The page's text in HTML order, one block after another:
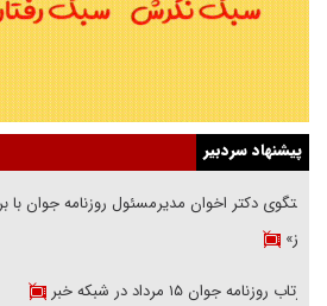
پیشنهاد سردبیر
گفتگوی دکتر اخوان مدیرمسئول روزنامه جوان با
هرمز»
بازتاب روزنامه جوان ۱۵ مرداد در شبکه خبر